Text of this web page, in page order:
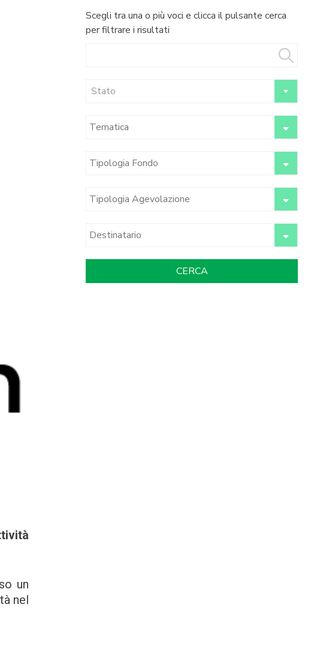
un
nel
Scegli tra una o più voci e clicca il pulsante cerca
per filtrare i risultati
Stato